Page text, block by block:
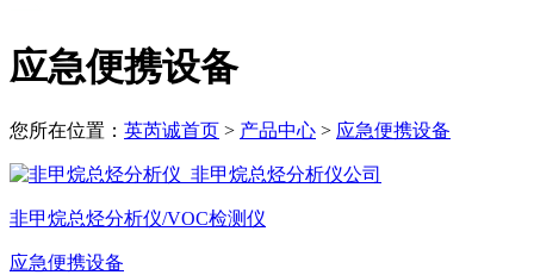
应急便携设备
您所在位置： 英芮诚首页 > 产品中心 > 应急便携设备
非甲烷总烃分析仪/VOC检测仪
应急便携设备